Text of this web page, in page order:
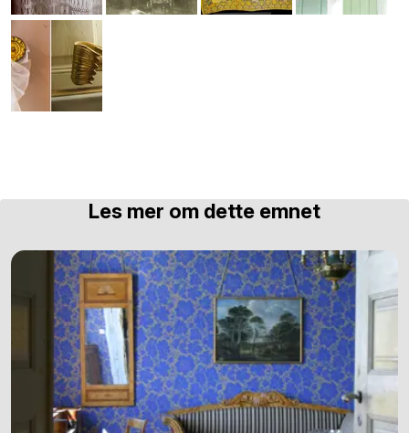
Les mer om dette emnet